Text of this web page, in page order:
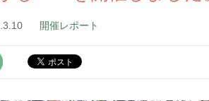
開催レポート